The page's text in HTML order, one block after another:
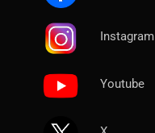
Instagram
Youtube